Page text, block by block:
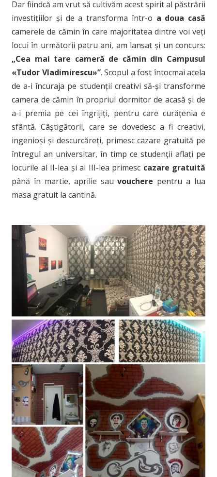
Dar fiindcă am vrut să cultivăm acest spirit al păstrării
investițiilor și de a transforma într-o a doua casă
camerele de cămin în care majoritatea dintre voi veți
locui în următorii patru ani, am lansat și un concurs:
„Cea mai tare cameră de cămin din Campusul
«Tudor Vladimirescu»”. Scopul a fost întocmai acela
de a-i încuraja pe studenții creativi să-și transforme
camera de cămin în propriul dormitor de acasă și de
a-i premia pe cei îngrijiți, pentru care curățenia e
sfântă. Câștigătorii, care se dovedesc a fi creativi,
ingenioși și descurcăreți, primesc cazare gratuită pe
întregul an universitar, în timp ce studenții aflați pe
locurile al II-lea și al III-lea primesc cazare gratuită
până în martie, aprilie sauvouchere pentru a lua
masa gratuit la cantină.